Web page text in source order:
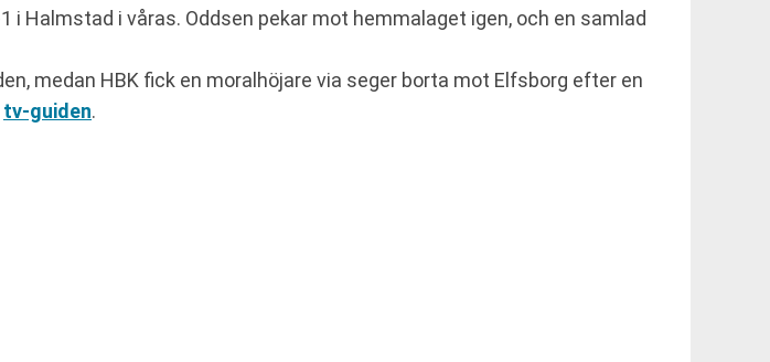
Halmstad i våras. Oddsen pekar mot hemmalaget igen, och en samlad
medan HBK fick en moralhöjare via seger borta mot Elfsborg efter en
tv-guiden.